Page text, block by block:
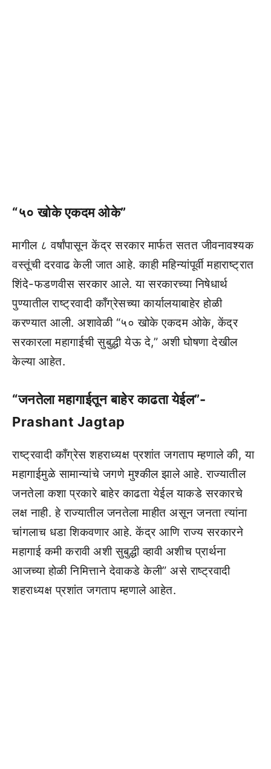
“५० खोके एकदम ओके”
मागील ८ वर्षांपासून केंद्र सरकार मार्फत सतत जीवनावश्यक
वस्तूंची दरवाढ केली जात आहे. काही महिन्यांपूर्वी महाराष्ट्रात
शिंदे-फडणवीस सरकार आले. या सरकारच्या निषेधार्थ
पुण्यातील राष्ट्रवादी काँग्रेसच्या कार्यालयाबाहेर होळी
करण्यात आली. अशावेळी “५० खोके एकदम ओके, केंद्र
सरकारला महागाईची सुबुद्धी येऊ दे,” अशी घोषणा देखील
केल्या आहेत.
“जनतेला महागाईतून बाहेर काढता येईल”-
Prashant Jagtap
राष्ट्रवादी काँग्रेस शहराध्यक्ष प्रशांत जगताप म्हणाले की, या
महागाईमुळे सामान्यांचे जगणे मुश्कील झाले आहे. राज्यातील
जनतेला कशा प्रकारे बाहेर काढता येईल याकडे सरकारचे
लक्ष नाही. हे राज्यातील जनतेला माहीत असून जनता त्यांना
चांगलाच धडा शिकवणार आहे. केंद्र आणि राज्य सरकारने
महागाई कमी करावी अशी सुबुद्धी व्हावी अशीच प्रार्थना
आजच्या होळी निमित्ताने देवाकडे केली” असे राष्ट्रवादी
शहराध्यक्ष प्रशांत जगताप म्हणाले आहेत.